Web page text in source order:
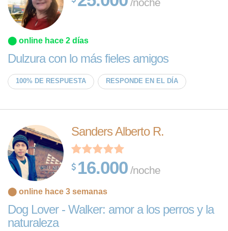
⬤ online hace 2 días
Dulzura con lo más fieles amigos
100% DE RESPUESTA RESPONDE EN EL DÍA
Sanders Alberto R.
16.000 /noche
⬤ online hace 3 semanas
Dog Lover - Walker: amor a los perros y la
naturaleza